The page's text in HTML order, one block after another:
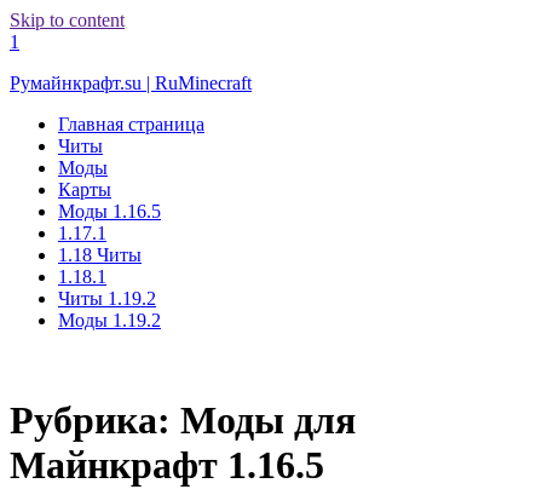
Skip to content
1
Румайнкрафт.su | RuMinecraft
Главная страница
Читы
Моды
Карты
Моды 1.16.5
1.17.1
1.18 Читы
1.18.1
Читы 1.19.2
Моды 1.19.2
Рубрика: Моды для
Майнкрафт 1.16.5